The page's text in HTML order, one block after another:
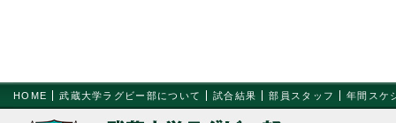
HOME 武蔵大学ラグビー部について 試合結果 部員スタッフ 年間スケ